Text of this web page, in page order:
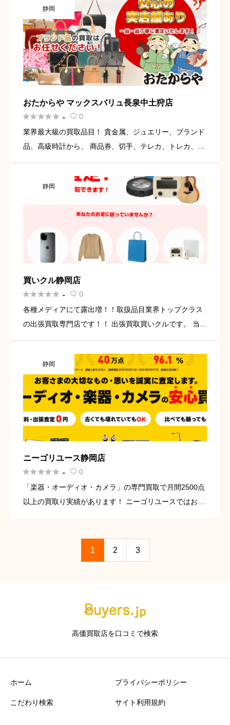
様々な商品に対応し […]
静岡
おたからや マックスバリュ長泉中土狩店
 -  0
業界最大級の買取品目！ 貴金属、ジュエリー、ブランド
品、高級時計から、 商品券、切手、テレカ、トレカ、香
ます。 出張査定/買取もしております。 査定無料！出張
無料！ ぜ […]
静岡
買いクル静岡店
 -  0
各種メディアにて露出増！！取扱品目業界トップクラス
の出張買取専門店です！！ 出張買取買いクルです。 当店
呼びたい ・フリマサイトで売れなかった商品がある ・不
用品が多い […]
静岡
ニーゴリユース静岡店
 -  0
「楽器・オーディオ・カメラ」の専門買取で月間2500点
以上の買取り実績があります！ ニーゴリユースではお客
1 2 3
高価買取店を口コミで検索
ホーム
こだわり検索
プライバシーポリシー
サイト利用規約